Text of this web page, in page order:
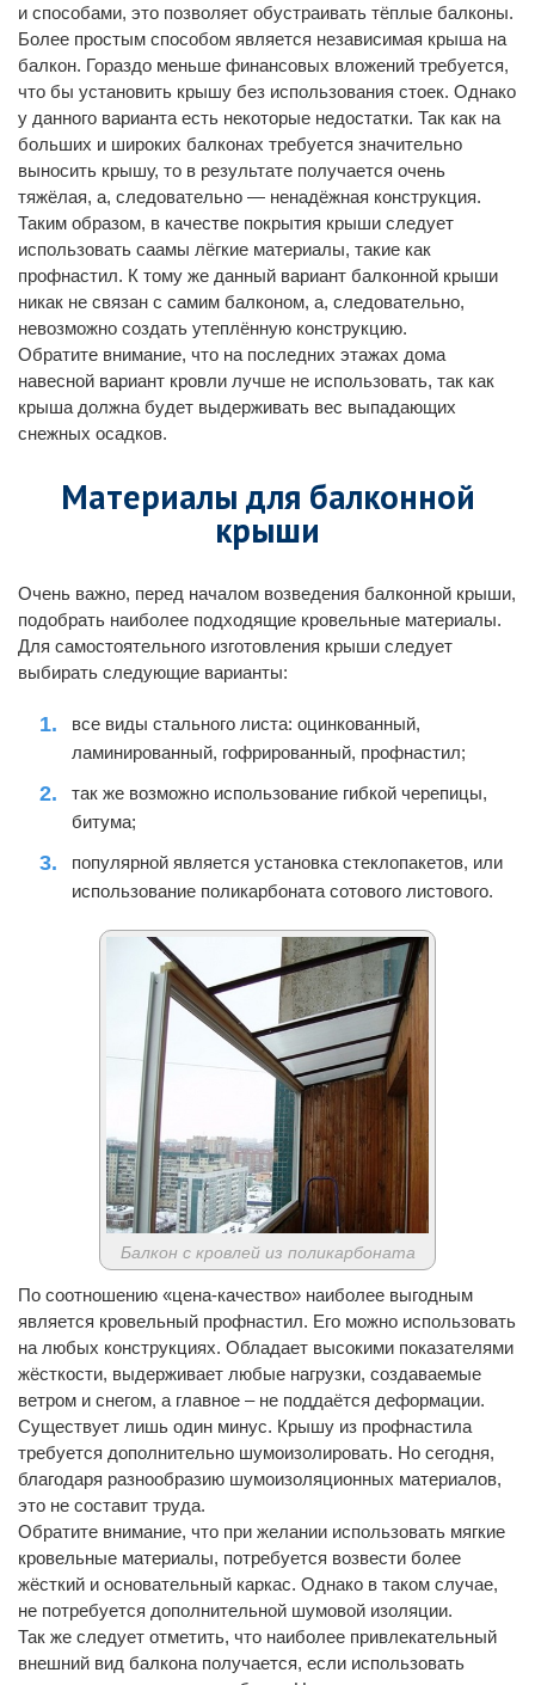
и способами, это позволяет обустраивать тёплые балконы.
Более простым способом является независимая крыша на
балкон. Гораздо меньше финансовых вложений требуется,
что бы установить крышу без использования стоек. Однако
у данного варианта есть некоторые недостатки. Так как на
больших и широких балконах требуется значительно
выносить крышу, то в результате получается очень
тяжёлая, а, следовательно — ненадёжная конструкция.
Таким образом, в качестве покрытия крыши следует
использовать саамы лёгкие материалы, такие как
профнастил. К тому же данный вариант балконной крыши
никак не связан с самим балконом, а, следовательно,
невозможно создать утеплённую конструкцию.
Обратите внимание, что на последних этажах дома
навесной вариант кровли лучше не использовать, так как
крыша должна будет выдерживать вес выпадающих
снежных осадков.
Материалы для балконной
крыши
Очень важно, перед началом возведения балконной крыши,
подобрать наиболее подходящие кровельные материалы.
Для самостоятельного изготовления крыши следует
выбирать следующие варианты:
все виды стального листа: оцинкованный,
ламинированный, гофрированный, профнастил;
так же возможно использование гибкой черепицы,
битума;
популярной является установка стеклопакетов, или
использование поликарбоната сотового листового.
Балкон с кровлей из поликарбоната
По соотношению «цена-качество» наиболее выгодным
является кровельный профнастил. Его можно использовать
на любых конструкциях. Обладает высокими показателями
жёсткости, выдерживает любые нагрузки, создаваемые
ветром и снегом, а главное – не поддаётся деформации.
Существует лишь один минус. Крышу из профнастила
требуется дополнительно шумоизолировать. Но сегодня,
благодаря разнообразию шумоизоляционных материалов,
это не составит труда.
Обратите внимание, что при желании использовать мягкие
кровельные материалы, потребуется возвести более
жёсткий и основательный каркас. Однако в таком случае,
не потребуется дополнительной шумовой изоляции.
Так же следует отметить, что наиболее привлекательный
внешний вид балкона получается, если использовать